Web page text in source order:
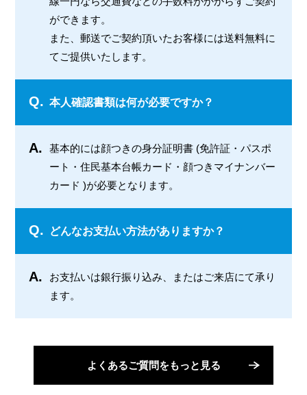
ができます。
また、郵送でご契約頂いたお客様には送料無料に
てご提供いたします。
Q. 本人確認書類は何が必要ですか？
A.
基本的には顔つきの身分証明書 (免許証・パスポ
ート・住民基本台帳カード・顔つきマイナンバー
カード )が必要となります。
Q. どんなお支払い方法がありますか？
A.
お支払いは銀行振り込み、またはご来店にて承り
ます。
よくあるご質問をもっと見る